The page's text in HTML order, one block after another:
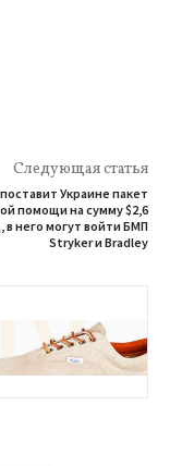
Следующая статья
Украине пакет
помощи на сумму $2,6
в него могут войти БМП
Stryker и Bradley